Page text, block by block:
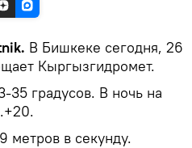
В Бишкеке сегодня, 26
Кыргызгидромет.
35 градусов. В ночь на
метров в секунду.